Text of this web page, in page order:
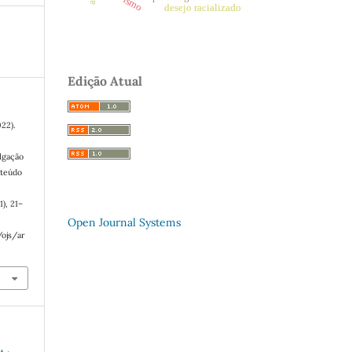
21–
ojs/ar
desejo racializado
Edição Atual
Open Journal Systems